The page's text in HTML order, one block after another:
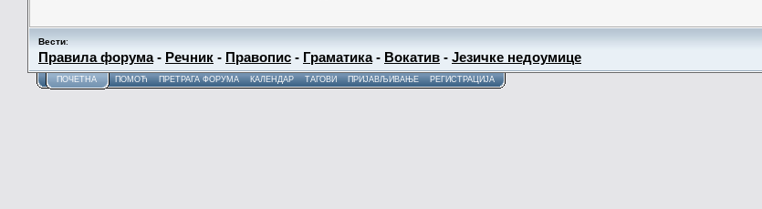
Вести:
Правила форума- Речник - Правопис - Граматика- Вокатив - Језичке недоумице
ПОЧЕТНА ПОМОЋ ПРЕТРАГА ФОРУМА КАЛЕНДАР ТАГОВИ ПРИЈАВЉИВАЊЕ РЕГИСТРАЦИЈА